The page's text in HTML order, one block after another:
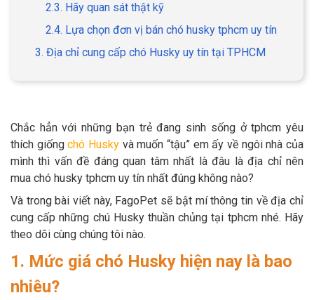
DỊCH VỤ
Khách sạn chó mèo Spa chó mèo
Dịch vụ mua bán chó
mèo
Dịch vụ phối giống chó
mèo
TIN TỨC
Thông tin về khách sạn,
spa cho thú cưng
Thông tin về mèo
2.3. Hãy quan sát thật kỹ
2.4. Lựa chọn đơn vị bán chó husky tphcm uy tín
3. Địa chỉ cung cấp chó Husky uy tín tại TPHCM
Chắc hẳn với những bạn trẻ đang sinh sống ở tphcm yêu
thích giốngchó Husky và muốn “tậu” em ấy về ngôi nhà của
mình thì vấn đề đáng quan tâm nhất là đâu là địa chỉ nên
mua chó husky tphcm uy tín nhất đúng không nào?
Và trong bài viết này, FagoPet sẽ bật mí thông tin về địa chỉ
cung cấp những chú Husky thuần chủng tại tphcm nhé. Hãy
theo dõi cùng chúng tôi nào.
1. Mức giá chó Husky hiện nay là bao
nhiêu?